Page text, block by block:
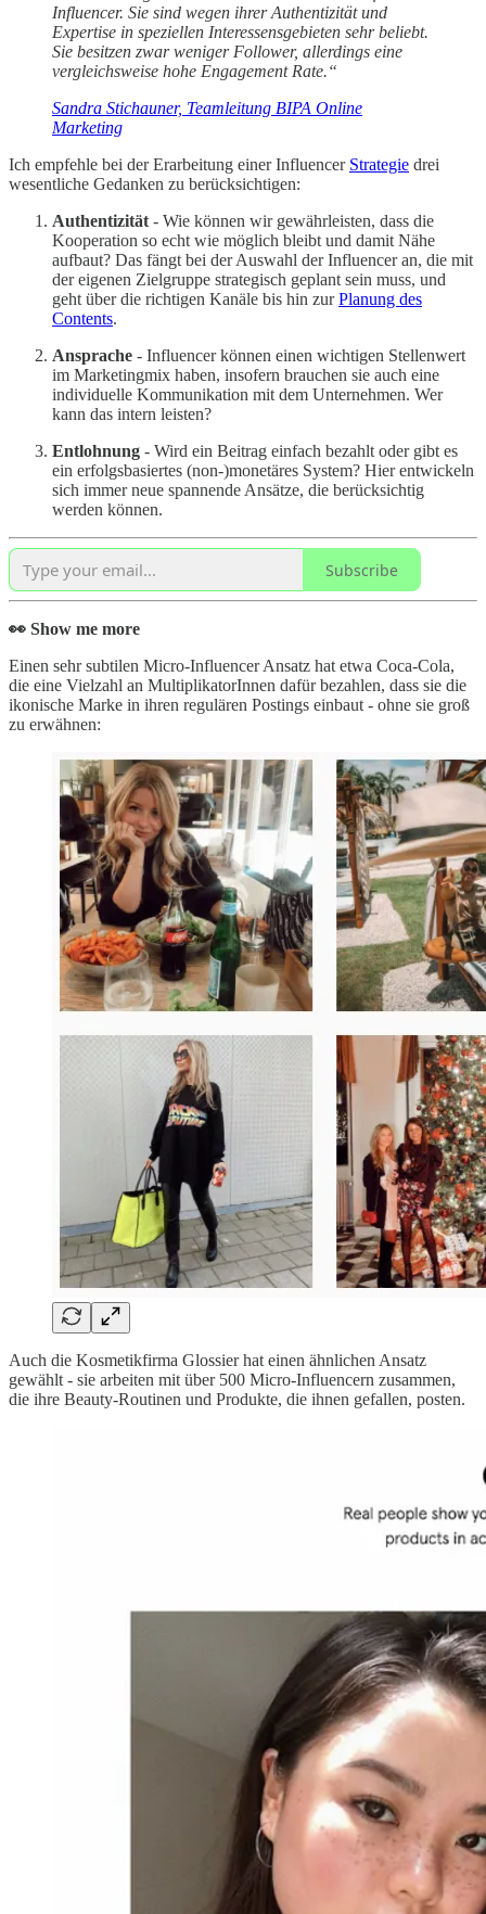
Influencer. Sie sind wegen ihrer Authentizität und
Expertise in speziellen Interessensgebieten sehr beliebt.
Sie besitzen zwar weniger Follower, allerdings eine
vergleichsweise hohe Engagement Rate.“ ​
Sandra Stichauner, Teamleitung BIPA Online
Marketing
Ich empfehle bei der Erarbeitung einer Influencer Strategie drei
wesentliche Gedanken zu berücksichtigen:
Authentizität - Wie können wir gewährleisten, dass die
Kooperation so echt wie möglich bleibt und damit Nähe
aufbaut? Das fängt bei der Auswahl der Influencer an, die mit
der eigenen Zielgruppe strategisch geplant sein muss, und
geht über die richtigen Kanäle bis hin zurPlanung des
Contents.
Ansprache - Influencer können einen wichtigen Stellenwert
im Marketingmix haben, insofern brauchen sie auch eine
individuelle Kommunikation mit dem Unternehmen. Wer
kann das intern leisten?
Entlohnung - Wird ein Beitrag einfach bezahlt oder gibt es
ein erfolgsbasiertes (non-)monetäres System? Hier entwickeln
sich immer neue spannende Ansätze, die berücksichtig
werden können.
Subscribe
👀 Show me more
Einen sehr subtilen Micro-Influencer Ansatz hat etwa Coca-Cola,
die eine Vielzahl an MultiplikatorInnen dafür bezahlen, dass sie die
ikonische Marke in ihren regulären Postings einbaut - ohne sie groß
zu erwähnen:
Auch die Kosmetikfirma Glossier hat einen ähnlichen Ansatz
gewählt - sie arbeiten mit über 500 Micro-Influencern zusammen,
die ihre Beauty-Routinen und Produkte, die ihnen gefallen, posten.